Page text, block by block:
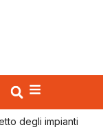
degli impianti